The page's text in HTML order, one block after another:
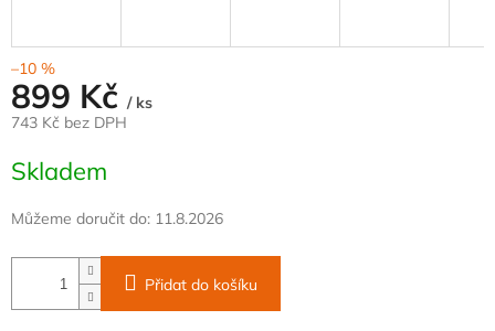
–10 %
899 Kč / ks
743 Kč bez DPH
cena:
Skladem
Můžeme doručit do: 11.8.2026
Přidat do košíku